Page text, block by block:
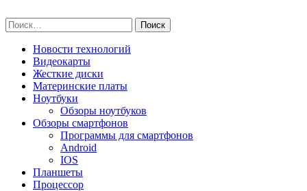
to
content
Найти:
Новости технологий
Видеокарты
Жесткие диски
Материнские платы
Ноутбуки
Обзоры ноутбуков
Обзоры смартфонов
Программы для смартфонов
Android
IOS
Планшеты
Процессор